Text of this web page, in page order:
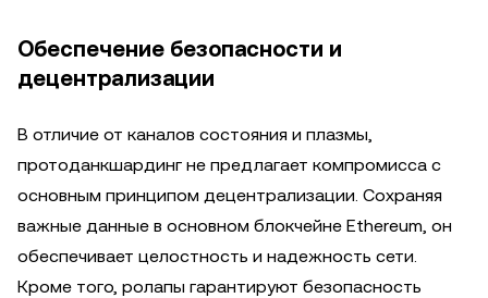
Обеспечение безопасности и
децентрализации
В отличие от каналов состояния и плазмы,
протоданкшардинг не предлагает компромисса с
основным принципом децентрализации. Сохраняя
важные данные в основном блокчейне Ethereum, он
обеспечивает целостность и надежность сети.
Кроме того, ролапы гарантируют безопасность